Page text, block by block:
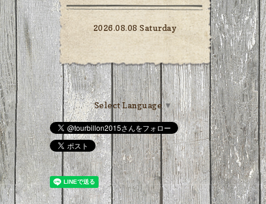
2026.08.08 Saturday
Select Language▼